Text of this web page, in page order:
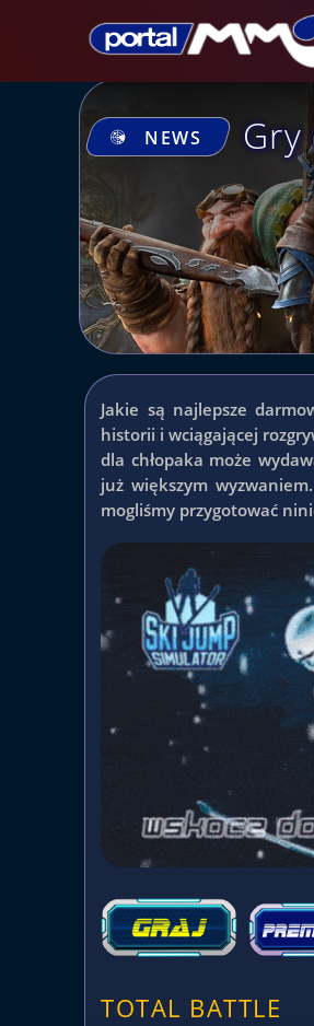
NEWS Gry
Jakie są najlepsze
historii i wciągającej
dla chłopaka może
już większym
mogliśmy przygotować
TOTAL BATTLE